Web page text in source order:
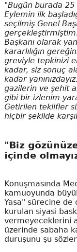
"Bugün burada
Eylemin ilk
seçilmiş Genel
Başkanı olarak
kararlılığın
greviyle tepkinizi
kadar, siz sonuç
kadar
gazilerin ve şehit
gibi bir izlenim
Getirilen teklifler
hiçbir şekilde
"Biz
içinde
Konuşmasında
kamuoyunda
Yasa" sürecine de
kurulan siyasi
vermeyeceklerini
üzerinde sabaha
duruşunu şu